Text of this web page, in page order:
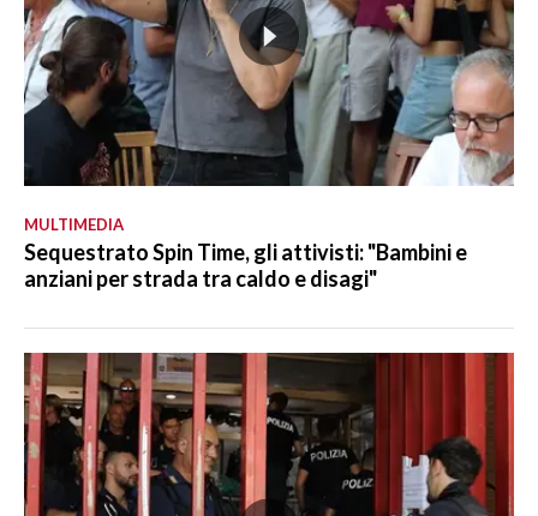
MULTIMEDIA
Sequestrato Spin Time, gli attivisti: "Bambini e
anziani per strada tra caldo e disagi"